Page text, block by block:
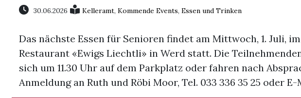
30.06.2026 Kelleramt, Kommende Events, Essen und Trinken
Das nächste Essen für Senioren findet am Mittwoch, 1. Juli, im
Restaurant «Ewigs Liechtli» in Werd statt. Die
sich um 11.30 Uhr auf dem Parkplatz oder fahren nach
Anmeldung an Ruth und Röbi Moor, Tel. 033 336 35 25 oder E-